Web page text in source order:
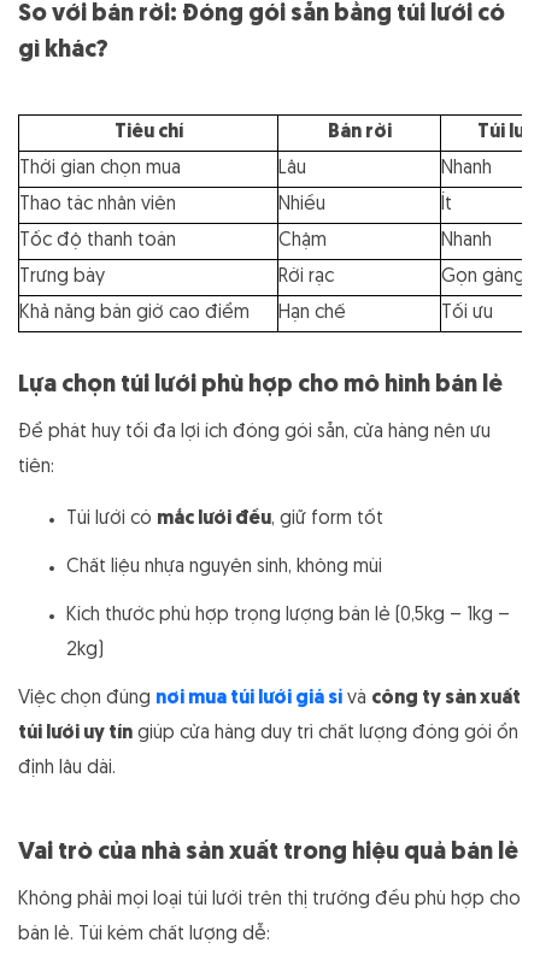
So với bán rời: Đóng gói sẵn bằng túi lưới có
gì khác?
Tiêu chí Bán rời
Túi
Thời gian chọn mua
Lâu
Nhanh
Thao tác nhân viên
Nhiều
Ít
Tốc độ thanh toán
Chậm
Nhanh
Trưng bày
Rời rạc
Gọn gàng
Khả năng bán giờ cao điểm
Hạn chế Tối ưu
Lựa chọn túi lưới phù hợp cho mô hình bán lẻ
Để phát huy tối đa lợi ích đóng gói sẵn, cửa hàng nên ưu
tiên:
Túi lưới có mắc lưới đều, giữ form tốt
Chất liệu nhựa nguyên sinh, không mùi
Kích thước phù hợp trọng lượng bán lẻ (0,5kg – 1kg –
2kg)
Việc chọn đúng nơi mua túi lưới giá sỉ và công ty sản xuất
túi lưới uy tín giúp cửa hàng duy trì chất lượng đóng gói ổn
định lâu dài.
Vai trò của nhà sản xuất trong hiệu quả bán lẻ
Không phải mọi loại túi lưới trên thị trường đều phù hợp cho
bán lẻ. Túi kém chất lượng dễ: